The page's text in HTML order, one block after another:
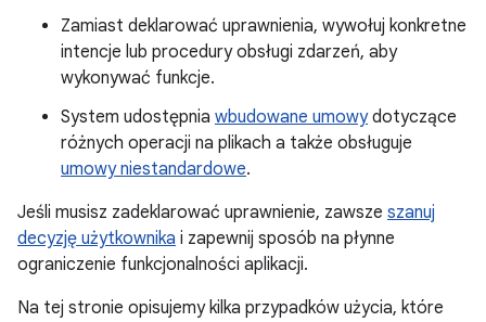
Zamiast deklarować uprawnienia, wywołuj konkretne
intencje lub procedury obsługi zdarzeń, aby
wykonywać funkcje.
System udostępnia wbudowane umowydotyczące
różnych operacji na plikach a także obsługuje
umowy niestandardowe.
Jeśli musisz zadeklarować uprawnienie, zawsze szanuj
decyzję użytkownika i zapewnij sposób na płynne
ograniczenie funkcjonalności aplikacji.
Na tej stronie opisujemy kilka przypadków użycia, które